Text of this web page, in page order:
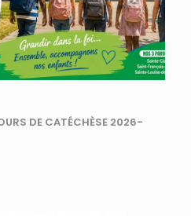
DE CATÉCHÈSE 2026-